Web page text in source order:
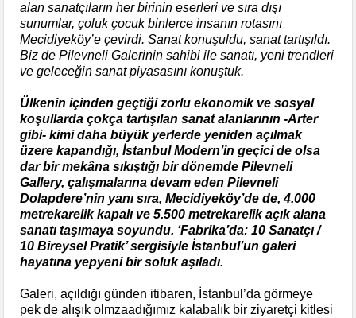
alan sanatçıların her birinin eserleri ve sıra dışı
sunumlar, çoluk çocuk binlerce insanın rotasını
Mecidiyeköy’e çevirdi. Sanat konuşuldu, sanat tartışıldı.
Biz de Pilevneli Galerinin sahibi ile sanatı, yeni trendleri
ve geleceğin sanat piyasasını konuştuk.
Ülkenin içinden geçtiği zorlu ekonomik ve sosyal
koşullarda çokça tartışılan sanat alanlarının -Arter
gibi- kimi daha büyük yerlerde yeniden açılmak
üzere kapandığı, İstanbul Modern’in geçici de olsa
dar bir mekâna sıkıştığı bir dönemde Pilevneli
Gallery, çalışmalarına devam eden Pilevneli
Dolapdere’nin yanı sıra, Mecidiyeköy’de de, 4.000
metrekarelik kapalı ve 5.500 metrekarelik açık alana
sanatı taşımaya soyundu. ‘Fabrika’da: 10 Sanatçı /
10 Bireysel Pratik’ sergisiyle İstanbul’un galeri
hayatına yepyeni bir soluk aşıladı.
Galeri, açıldığı günden itibaren, İstanbul’da görmeye
pek de alışık olmzaadığımız kalabalık bir ziyaretçi kitlesi